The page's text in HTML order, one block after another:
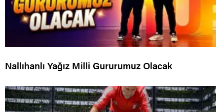
Nallıhanlı Yağız Milli Gururumuz Olacak